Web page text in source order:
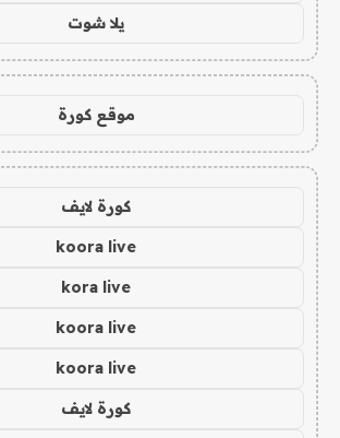
يلا شوت
موقع كورة
كورة لايف
koora live
kora live
koora live
koora live
كورة لايف